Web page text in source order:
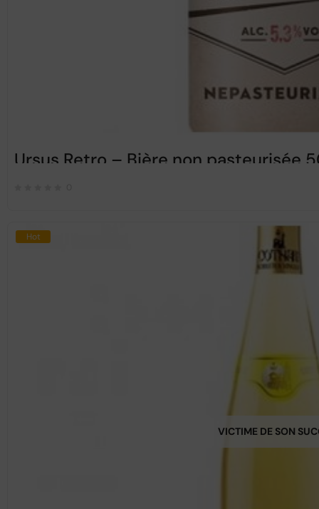
Ursus Retro – Bière non pasteurisée
Hot
VICTIME DE SON